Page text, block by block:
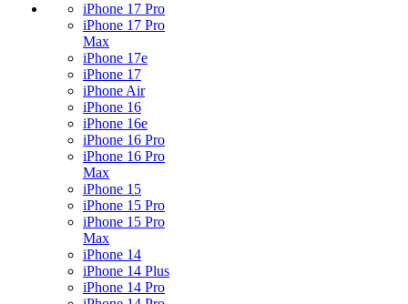
iPhone 17 Pro
iPhone 17 Pro
Max
iPhone 17e
iPhone 17
iPhone Air
iPhone 16
iPhone 16e
iPhone 16 Pro
iPhone 16 Pro
Max
iPhone 15
iPhone 15 Pro
iPhone 15 Pro
Max
iPhone 14
iPhone 14 Plus
iPhone 14 Pro